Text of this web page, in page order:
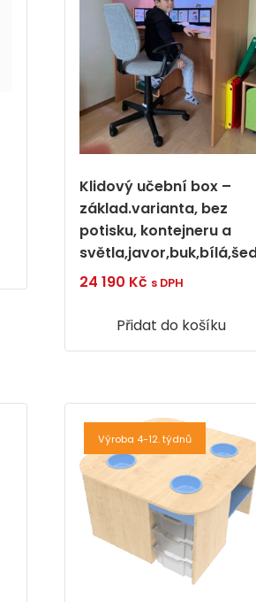
Klidový učební box –
základ.varianta, bez
potisku, kontejneru a
24 190 Kč s DPH
Přidat do košíku
Výroba 4-12. týdnů